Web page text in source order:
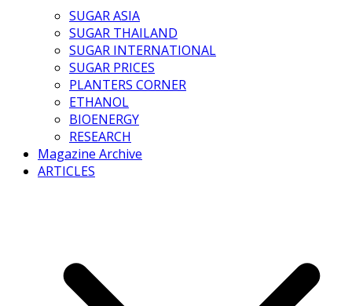
SUGAR ASIA
SUGAR THAILAND
SUGAR INTERNATIONAL
SUGAR PRICES
PLANTERS CORNER
ETHANOL
BIOENERGY
RESEARCH
Magazine Archive
ARTICLES